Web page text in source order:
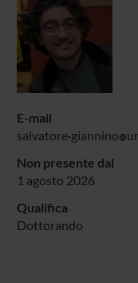
E-mail
salvatore giannino
Non presente dal
1 agosto 2026
Qualifica
Dottorando